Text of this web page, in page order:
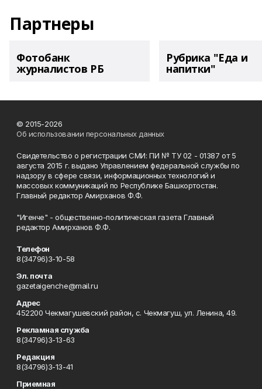
Партнеры
Фотобанк
журналистов РБ
Рубрика "Еда и
напитки"
© 2015-2026
Об использовании персональных данных
Свидетельство о регистрации СМИ: ПИ № ТУ 02 - 01387 от 5
августа 2015 г. выдано Управлением федеральной службы по
надзору в сфере связи, информационных технологий и
массовых коммуникаций по Республике Башкортостан.
Главный редактор Амирханов Ф.Ф.
"Игенче" - общественно-политическая газета Главный
редактор Амирханов Ф.Ф.
Телефон
8(34796)3-10-58
Эл. почта
gazetaigenche@mail.ru
Адрес
452200 Чекмагушевский район, с. Чекмагуш, ул. Ленина, 49.
Рекламная служба
8(34796)3-13-63
Редакция
8(34796)3-13-41
Приемная